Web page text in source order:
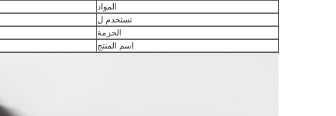
المواد
تستخدم ل
الحزمة
اسم المنتج